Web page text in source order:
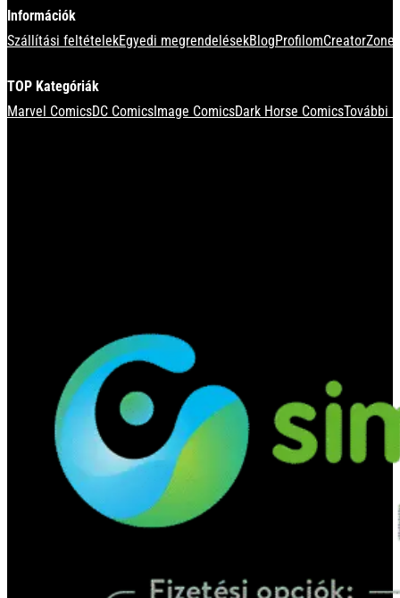
Információk
Szállítási feltételekEgyedi megrendelésekBlogProfilom
TOP Kategóriák
Marvel ComicsDC Comics Image ComicsDark Horse ComicsTovábbi